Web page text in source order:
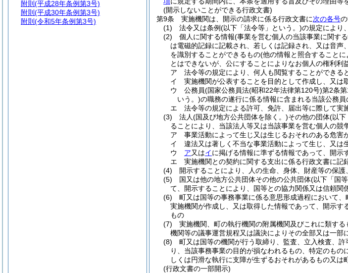
(開示しないことができる行政文書)
第9条
実施機関は、開示の請求に係る行政文書に次の各号
(1)
法令又は条例(以下「法令等」という。)の規定により
(2)
個人に関する情報(事業を営む個人の当該事業に関す
は電磁的記録に記載され、若しくは記録され、又は音声
を識別することができるもの(他の情報と照合すること
とはできないが、公にすることによりなお個人の権利利
ア
法令等の規定により、何人も閲覧することができる
イ
実施機関が公表することを目的として作成し、又は
ウ
公務員(国家公務員法(昭和22年法律第120号)第2条
いう。)の職務の遂行に係る情報に含まれる当該公務員
エ
法令等の規定による許可、免許、届出等に際して
(3)
法人(国及び地方公共団体を除く。)その他の団体(以下
ることにより、当該法人等又は当該事業を営む個人の競
ア
事業活動によって生じ又は生じるおそれのある危
イ
違法又は著しく不当な事業活動によって生じ、又
ウ
ア又はイに掲げる情報に準ずる情報であって、開
エ
実施機関との契約に関する支出に係る行政文書に
(4)
開示することにより、人の生命、身体、財産等の保
(5)
国又は他の地方公共団体その他の公共団体(以下「国
て、開示することにより、国等との協力関係又は信頼関
(6)
町又は国等の事務事業に係る意思形成過程において
実施機関が作成し、又は取得した情報であって、開示
もの
(7)
実施機関、町の執行機関の附属機関及びこれに類す
機関等の議事運営規程又は議決によりその全部又は一部
(8)
町又は国等の機関が行う取締り、監査、立入検査、
り、当該事務事業の目的が損なわれるもの、特定のも
しくは円滑な執行に支障が生ずるおそれがあるもの又
(行政文書の一部開示)
附則 (平成28年条例第3号)
附則 (平成30年条例第3号)
附則 (令和5年条例第3号)